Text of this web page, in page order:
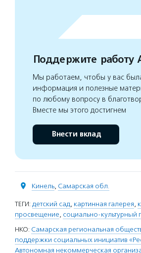
Поддержите работу
Мы работаем, чтобы у вас
информация и полезные
по любому вопросу в
Вместе мы этого достигнем
Внести вклад
Кинель, Самарская обл.
ТЕГИ: детский сад, картинная галерея,
просвещение, социально-культурный
НКО: Самарская региональная
поддержки социальных инициатив
Автономная некоммерческая